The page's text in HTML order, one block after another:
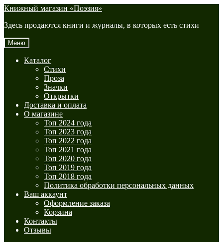
Перейти
навигации
Перейти
содержимому
Книжный магазин «Поэзия»
Здесь продаются книги и журналы, в которых есть стихи
Меню
Каталог
Стихи
Проза
Значки
Открытки
Доставка и оплата
О магазине
Топ 2024 года
Топ 2023 года
Топ 2022 года
Топ 2021 года
Топ 2020 года
Топ 2019 года
Топ 2018 года
Политика обработки персональных данных
Ваш аккаунт
Оформление заказа
Корзина
Контакты
Отзывы